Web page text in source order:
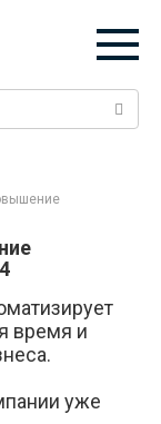
время и
уже